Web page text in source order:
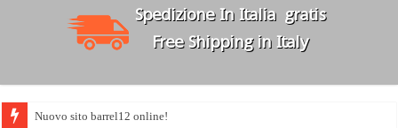
Nuovo sito barrel12 online!